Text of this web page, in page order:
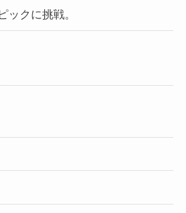
ックに挑戦。